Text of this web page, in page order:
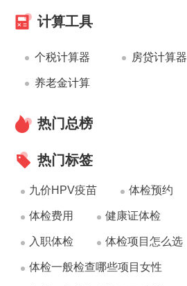
计算工具
个税计算器 房贷计算器
养老金计算
热门总榜
热门标签
九价HPV疫苗 体检预约
体检费用 健康证体检
入职体检 体检项目怎么选
体检一般检查哪些项目女性